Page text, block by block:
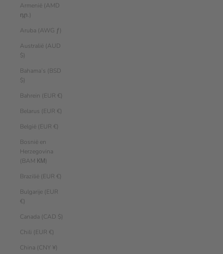
Armenië (AMD
դր.)
Aruba (AWG ƒ)
Australië (AUD
$)
Bahama’s (BSD
$)
Bahrein (EUR €)
Belarus (EUR €)
België (EUR €)
Bosnië en
Herzegovina
(BAM КМ)
Brazilië (EUR €)
Bulgarije (EUR
€)
Canada (CAD $)
Chili (EUR €)
China (CNY ¥)